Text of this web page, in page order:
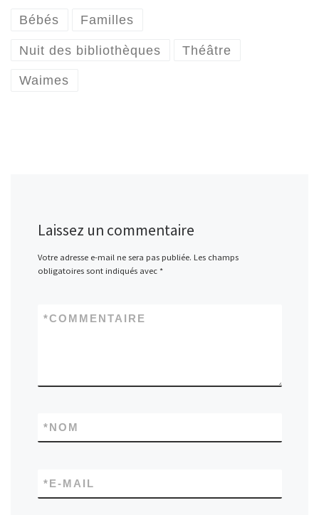
Bébés Familles
Nuit des bibliothèques Théâtre
Waimes
Laissez un commentaire
Votre adresse e-mail ne sera pas publiée. Les champs
obligatoires sont indiqués avec *
COMMENTAIRE
*
NOM
*
E-MAIL
*